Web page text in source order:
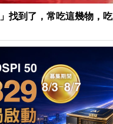
找到了，常吃這幾物，